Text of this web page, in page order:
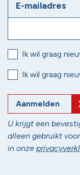
E-mailadres
Ik wil graag
Ik wil graag
Aanmelden
U krijgt een
alleen gebruikt
in onze